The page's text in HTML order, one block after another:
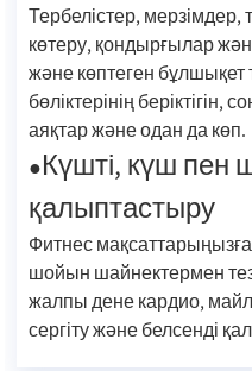
Тербелістер, мерзімдер,
көтеру, қондырғылар
және көптеген
бөліктерінің
аяқтар және одан да көп.
●Күшті, күш
қалыптастыру
Фитнес
шойын шайнектермен
жалпы дене кардио,
сергіту және белсенді